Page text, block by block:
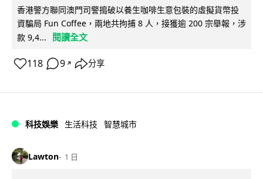
香港警方聯同澳門司警搗破以養生咖啡生意包裝的虛擬貨幣投
資騙局 Fun Coffee，兩地共拘捕 8 人，接獲逾 200 宗舉報，涉
款 9,4...
閱讀全文
118 9 ↗ 分享
科技娛樂 生活科技 智慧城市
Lawton 1 日